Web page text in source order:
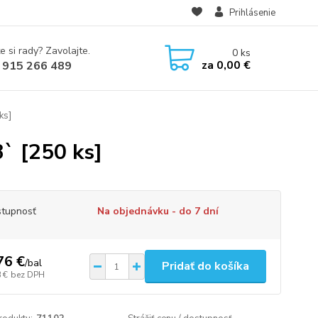
Prihlásenie
si rady? Zavolajte.
266 489
0ks
za 0,00 €
[250 ks]
Na objednávku - do 7 dní
€/bal
€ bez DPH
Pridať do košíka